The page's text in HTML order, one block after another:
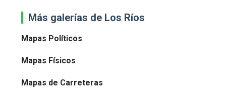
Más galerías de Los Ríos
Mapas Políticos
Mapas Físicos
Mapas de Carreteras